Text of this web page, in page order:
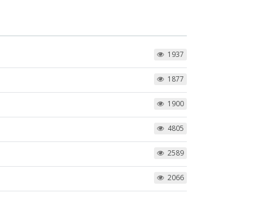
1937
1877
1900
4805
2589
2066